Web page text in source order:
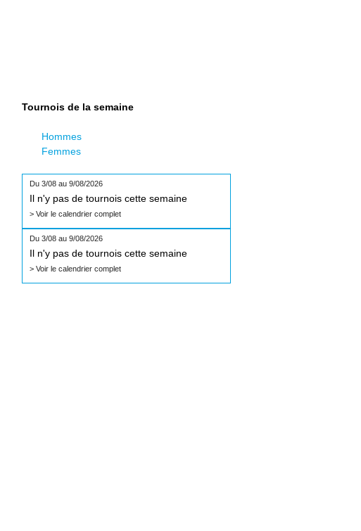
Tournois de la semaine
Hommes
Femmes
Du 3/08 au 9/08/2026
Il n'y pas de tournois cette semaine
> Voir le calendrier complet
Du 3/08 au 9/08/2026
Il n'y pas de tournois cette semaine
> Voir le calendrier complet